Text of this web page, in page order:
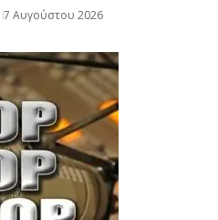
7 Αυγούστου 2026